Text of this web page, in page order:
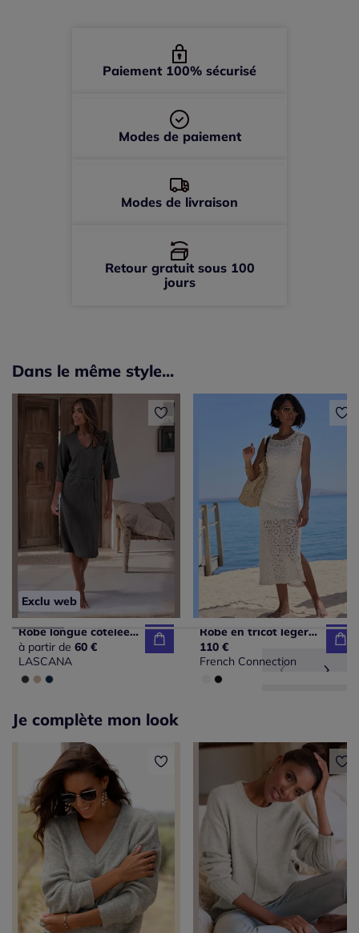
Paiement 100% sécurisé
Modes de paiement
Modes de livraison
Retour gratuit sous 100
jours
Dans le même style...
Exclu web
Robe longue côtelée avec encolure en v ajustée
à partir de 60 €
LASCANA
Robe en tricot légère à encolure ronde et sans manches
110 €
French Connection
Je complète mon look